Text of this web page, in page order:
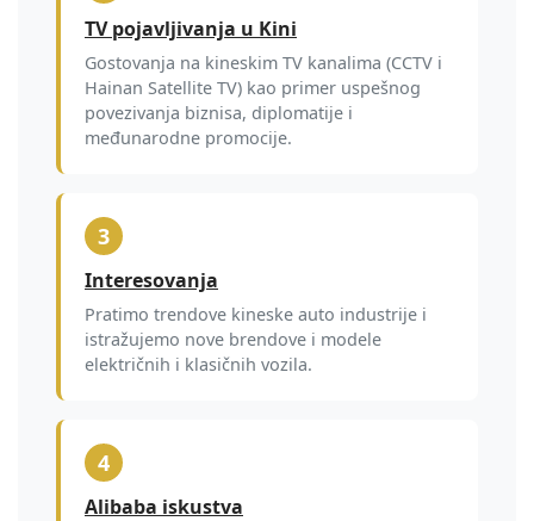
TV pojavljivanja u Kini
Gostovanja na kineskim TV kanalima (CCTV i
Hainan Satellite TV) kao primer uspešnog
povezivanja biznisa, diplomatije i
međunarodne promocije.
3
Interesovanja
Pratimo trendove kineske auto industrije i
istražujemo nove brendove i modele
električnih i klasičnih vozila.
4
Alibaba iskustva